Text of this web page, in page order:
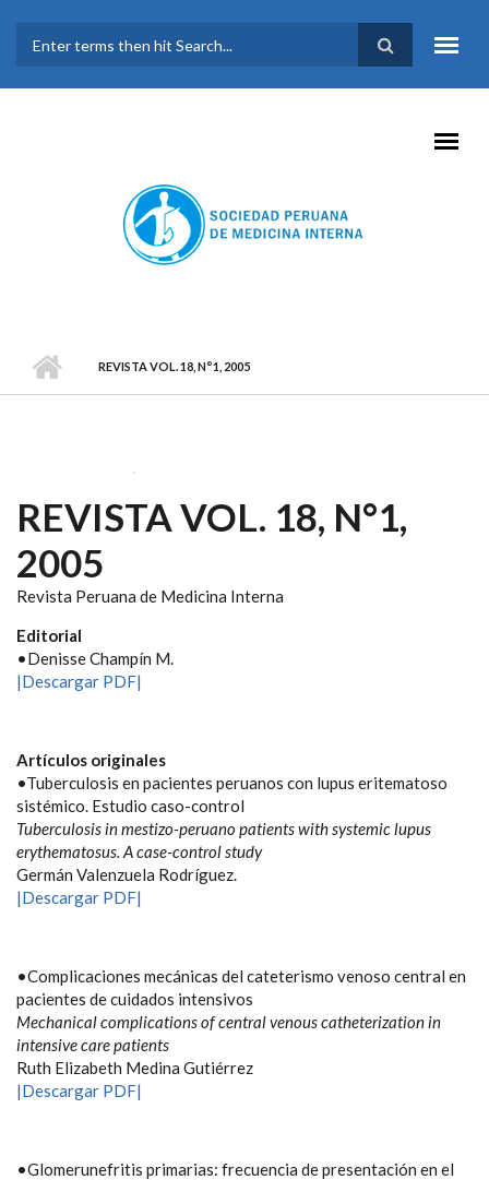
FORMULARIO DE
BÚSQUEDA
REVISTA VOL. 18, N°1, 2005
REVISTA VOL. 18, N°1,
2005
Revista Peruana de Medicina Interna
Editorial
•Denisse Champín M.
|Descargar PDF|
Artículos originales
•Tuberculosis en pacientes peruanos con lupus eritematoso
sistémico. Estudio caso-control
Tuberculosis in mestizo-peruano patients with systemic lupus
erythematosus. A case-control study
Germán Valenzuela Rodríguez.
|Descargar PDF|
•Complicaciones mecánicas del cateterismo venoso central en
pacientes de cuidados intensivos
Mechanical complications of central venous catheterization in
intensive care patients
Ruth Elizabeth Medina Gutiérrez
|Descargar PDF|
•Glomerunefritis primarias: frecuencia de presentación en el